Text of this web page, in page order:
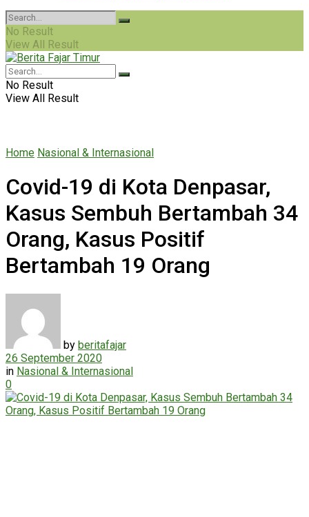
No Result
View All Result
No Result
View All Result
Home Nasional & Internasional
Covid-19 di Kota Denpasar,
Kasus Sembuh Bertambah 34
Orang, Kasus Positif
Bertambah 19 Orang
by beritafajar
26 September 2020
in Nasional & Internasional
0